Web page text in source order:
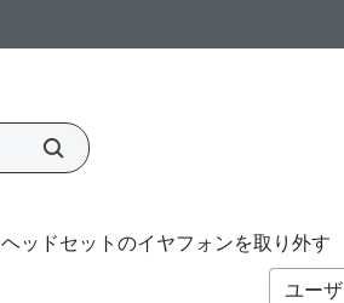
ヘッドセットのイヤフォンを取り外す
ユー